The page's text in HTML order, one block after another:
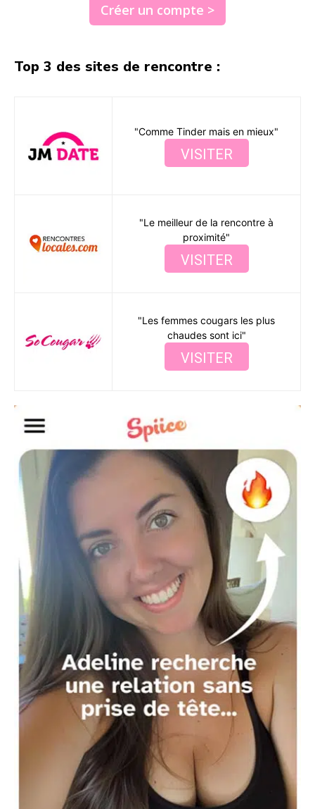
Créer un compte >
Top 3 des sites de rencontre :
"Comme Tinder mais en mieux"
VISITER
"Le meilleur de la rencontre à
proximité"
VISITER
"Les femmes cougars les plus
chaudes sont ici"
VISITER